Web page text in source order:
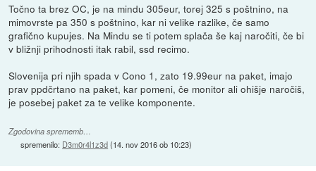
Točno ta brez OC, je na mindu 305eur, torej 325 s poštnino, na
mimovrste pa 350 s poštnino, kar ni velike razlike, če samo
grafično kupujes. Na Mindu se ti potem splača še kaj naročiti, če bi
v bližnji prihodnosti itak rabil, ssd recimo.
Slovenija pri njih spada v Cono 1, zato 19.99eur na paket, imajo
prav ppdčrtano na paket, kar pomeni, če monitor ali ohišje naročiš,
je posebej paket za te velike komponente.
Zgodovina sprememb…
spremenilo: D3m0r4l1z3d(14. nov 2016 ob 10:23)